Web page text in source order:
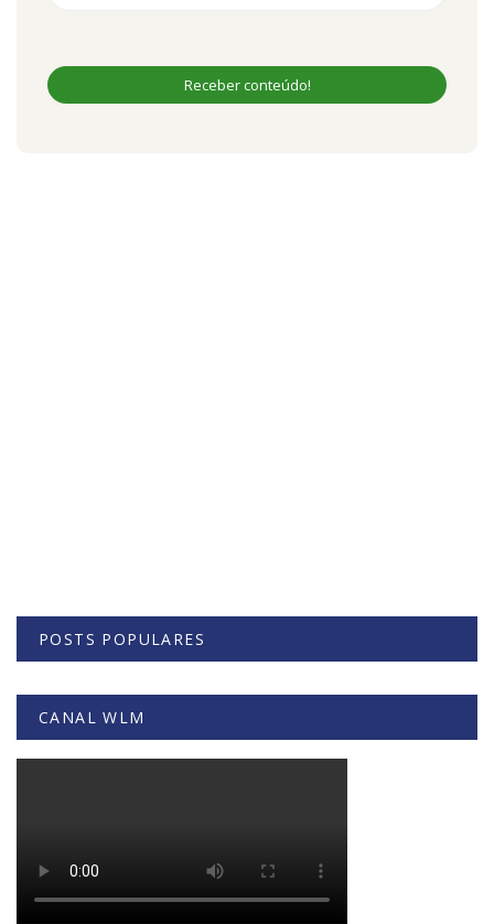
POSTS POPULARES
CANAL WLM